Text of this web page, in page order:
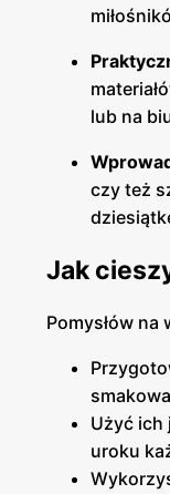
lub na
czy też
Jak
Pomysłów
Użyć ich
uroku